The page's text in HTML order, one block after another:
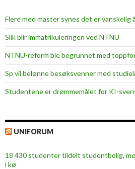
Flere med master synes det er vanskelig
Slik blir immatrikuleringen ved NTNU
NTNU-reform ble begrunnet med
Sp vil belønne besøksvenner med
Studentene er drømmemålet for KI-
UNIFORUM
18 430 studenter tildelt studentbolig,
i kø